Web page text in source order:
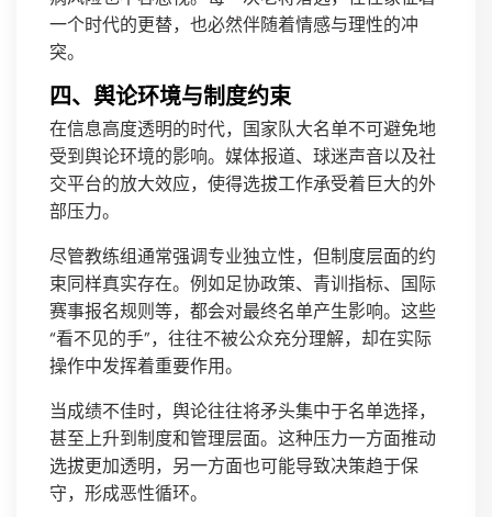
一个时代的更替，也必然伴随着情感与理性的冲
突。
四、舆论环境与制度约束
在信息高度透明的时代，国家队大名单不可避免地
受到舆论环境的影响。媒体报道、球迷声音以及社
交平台的放大效应，使得选拔工作承受着巨大的外
部压力。
尽管教练组通常强调专业独立性，但制度层面的约
束同样真实存在。例如足协政策、青训指标、国际
赛事报名规则等，都会对最终名单产生影响。这些
“看不见的手”，往往不被公众充分理解，却在实际
操作中发挥着重要作用。
当成绩不佳时，舆论往往将矛头集中于名单选择，
甚至上升到制度和管理层面。这种压力一方面推动
选拔更加透明，另一方面也可能导致决策趋于保
守，形成恶性循环。